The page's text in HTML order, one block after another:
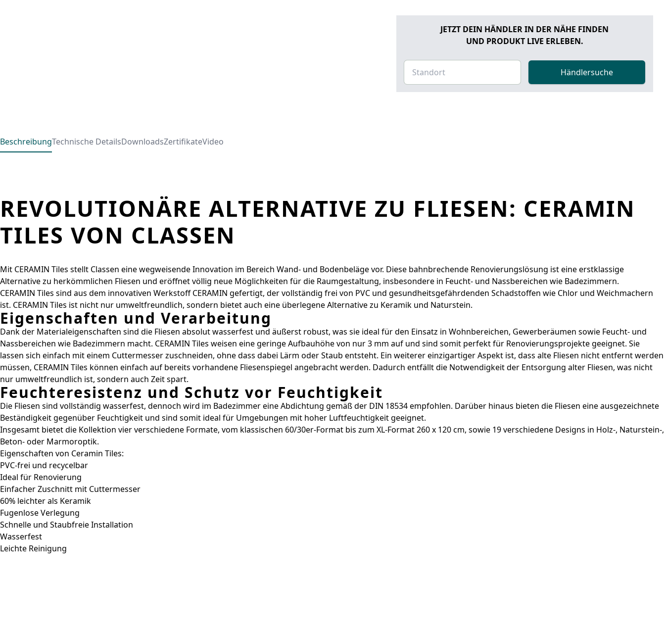
JETZT DEIN HÄNDLER IN DER NÄHE FINDEN
UND PRODUKT LIVE ERLEBEN.
Händlersuche
BeschreibungTechnische DetailsDownloadsZertifikateVideo
REVOLUTIONÄRE ALTERNATIVE ZU FLIESEN: CERAMIN
TILES VON CLASSEN
Mit CERAMIN Tiles stellt Classen eine wegweisende Innovation im Bereich Wand- und Bodenbeläge vor. Diese bahnbrechende Renovierungslösung ist eine erstklassige
Alternative zu herkömmlichen Fliesen und eröffnet völlig neue Möglichkeiten für die Raumgestaltung, insbesondere in Feucht- und Nassbereichen wie Badezimmern.
CERAMIN Tiles sind aus dem innovativen Werkstoff CERAMIN gefertigt, der vollständig frei von PVC und gesundheitsgefährdenden Schadstoffen wie Chlor und Weichmachern
ist. CERAMIN Tiles ist nicht nur umweltfreundlich, sondern bietet auch eine überlegene Alternative zu Keramik und Naturstein.
Eigenschaften und Verarbeitung
Dank der Materialeigenschaften sind die Fliesen absolut wasserfest und äußerst robust, was sie ideal für den Einsatz in Wohnbereichen, Gewerberäumen sowie Feucht- und
Nassbereichen wie Badezimmern macht. CERAMIN Tiles weisen eine geringe Aufbauhöhe von nur 3 mm auf und sind somit perfekt für Renovierungsprojekte geeignet. Sie
lassen sich einfach mit einem Cuttermesser zuschneiden, ohne dass dabei Lärm oder Staub entsteht. Ein weiterer einzigartiger Aspekt ist, dass alte Fliesen nicht entfernt werden
müssen, CERAMIN Tiles können einfach auf bereits vorhandene Fliesenspiegel angebracht werden. Dadurch entfällt die Notwendigkeit der Entsorgung alter Fliesen, was nicht
nur umweltfreundlich ist, sondern auch Zeit spart.
Feuchteresistenz und Schutz vor Feuchtigkeit
Die Fliesen sind vollständig wasserfest, dennoch wird im Badezimmer eine Abdichtung gemäß der DIN 18534 empfohlen. Darüber hinaus bieten die Fliesen eine ausgezeichnete
Beständigkeit gegenüber Feuchtigkeit und sind somit ideal für Umgebungen mit hoher Luftfeuchtigkeit geeignet.
Insgesamt bietet die Kollektion vier verschiedene Formate, vom klassischen 60/30er-Format bis zum XL-Format 260 x 120 cm, sowie 19 verschiedene Designs in Holz-, Naturstein-,
Beton- oder Marmoroptik.
Eigenschaften von Ceramin Tiles:
PVC-frei und recycelbar
Ideal für Renovierung
Einfacher Zuschnitt mit Cuttermesser
60% leichter als Keramik
Fugenlose Verlegung
Schnelle und Staubfreie Installation
Wasserfest
Leichte Reinigung